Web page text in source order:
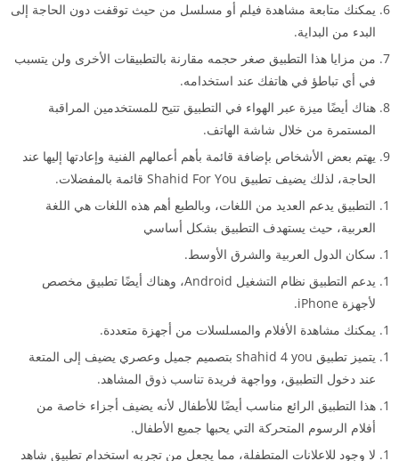
يمكنك متابعة مشاهدة فيلم أو مسلسل من حيث توقفت دون الحاجة إلى
البدء من البداية.
من مزايا هذا التطبيق صغر حجمه مقارنة بالتطبيقات الأخرى ولن يتسبب
في أي تباطؤ في هاتفك عند استخدامه.
هناك أيضًا ميزة عبر الهواء في التطبيق تتيح للمستخدمين المراقبة
المستمرة من خلال شاشة الهاتف.
يهتم بعض الأشخاص بإضافة قائمة بأهم أعمالهم الفنية وإعادتها إليها عند
الحاجة، لذلك يضيف تطبيق Shahid For You قائمة بالمفضلات.
التطبيق يدعم العديد من اللغات، وبالطبع أهم هذه اللغات هي اللغة
العربية، حيث يستهدف التطبيق بشكل أساسي
سكان الدول العربية والشرق الأوسط.
يدعم التطبيق نظام التشغيل Android، وهناك أيضًا تطبيق مخصص
لأجهزة iPhone.
يمكنك مشاهدة الأفلام والمسلسلات من أجهزة متعددة.
يتميز تطبيق shahid 4 you بتصميم جميل وعصري يضيف إلى المتعة
عند دخول التطبيق، وواجهة فريدة تناسب ذوق المشاهد.
هذا التطبيق الرائع مناسب أيضًا للأطفال لأنه يضيف أجزاء خاصة من
أفلام الرسوم المتحركة التي يحبها جميع الأطفال.
لا وجود للاعلانات المتطفلة، مما يجعل من تجربه استخدام تطبيق شاهد